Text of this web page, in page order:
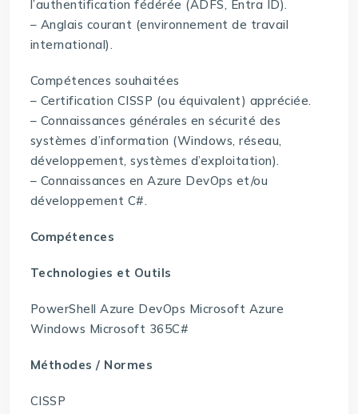
l’authentification fédérée (ADFS, Entra ID).
– Anglais courant (environnement de travail
international).
Compétences souhaitées
– Certification CISSP (ou équivalent) appréciée.
– Connaissances générales en sécurité des
systèmes d’information (Windows, réseau,
développement, systèmes d’exploitation).
– Connaissances en Azure DevOps et/ou
développement C#.
Compétences
Technologies et Outils
PowerShell Azure DevOps Microsoft Azure
Windows Microsoft 365C#
Méthodes / Normes
CISSP